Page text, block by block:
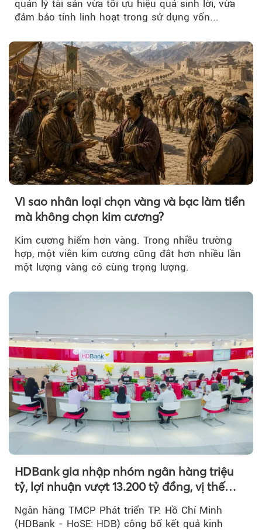
quản lý tài sản vừa tối ưu hiệu quả sinh lời, vừa
đảm bảo tính linh hoạt trong sử dụng vốn...
Vì sao nhân loại chọn vàng và bạc làm tiền
mà không chọn kim cương?
Kim cương hiếm hơn vàng. Trong nhiều trường
hợp, một viên kim cương cũng đắt hơn nhiều lần
một lượng vàng có cùng trọng lượng.
HDBank gia nhập nhóm ngân hàng triệu
tỷ, lợi nhuận vượt 13.200 tỷ đồng, vị thế
mới trên thị trường vốn quốc tế
Ngân hàng TMCP Phát triển TP. Hồ Chí Minh
(HDBank - HoSE: HDB) công bố kết quả kinh